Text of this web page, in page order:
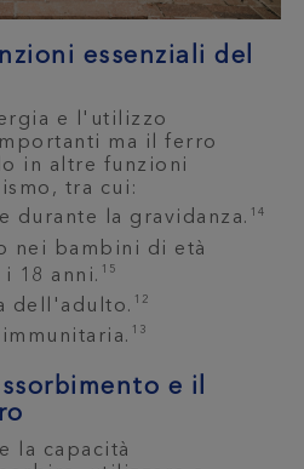
essenziali del
e l'utilizzo
ma il ferro
in altre funzioni
tra cui:
durante la gravidanza. 14
nei bambini di età
18 anni. 15
dell'adulto. 12
13
e il
la capacità